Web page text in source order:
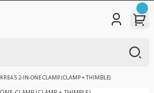
KRE4.5 2-IN-ONE CLAMP (CLAMP + THIMBLE)